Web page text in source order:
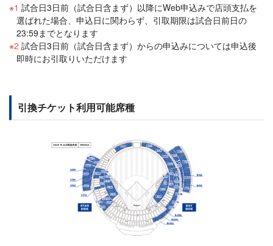
1 試合日3日前（試合日含まず）以降にWeb申込みで店頭支払を
選ばれた場合、申込日に関わらず、引取期限は試合日前日の
23:59までとなります
2 試合日3日前（試合日含まず）からの申込みについては申込後
即時にお引取りいただけます
引換チケット利用可能席種